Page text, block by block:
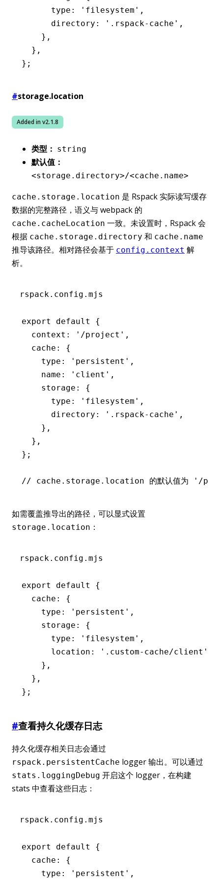
      type
: 'filesystem' ,
      directory
: '.rspack-cache' ,
    }
,
  }
,
};
#storage.location
Added in v2.1.8
类型： string
默认值：
<storage.directory>/<cache.name>
cache.storage.location 是 Rspack 实际读写缓存
数据的完整路径，语义与 webpack 的
cache.cacheLocation 一致。未设置时，Rspack 会
根据 cache.storage.directory 和 cache.name
推导该路径。相对路径会基于 config.context 解
析。
rspack.config.mjs
export default
{
  context
: '/project' ,
  cache
:
{
    type
: 'persistent' ,
    name
: 'client' ,
    storage
:
{
      type
: 'filesystem' ,
      directory
: '.rspack-cache' ,
    }
,
  }
,
};
// cache.storage.location 的默认值为 '/
如需覆盖推导出的路径，可以显式设置
storage.location ：
rspack.config.mjs
export default
{
  cache
:
{
    type
: 'persistent' ,
    storage
:
{
      type
: 'filesystem' ,
      location
: '.custom-cache/client'
    }
,
  }
,
};
#查看持久化缓存日志
持久化缓存相关日志会通过
rspack.persistentCache logger 输出。可以通过
stats.loggingDebug 开启这个 logger，在构建
stats 中查看这些日志：
rspack.config.mjs
export default
{
  cache
:
{
    type
: 'persistent' ,